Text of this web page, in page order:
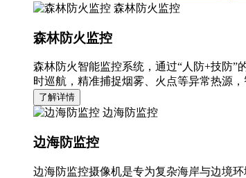
森林防火监控
森林防火监控
森林防火智能监控系统，通过“人防+技防”
时巡航，精准捕捉烟雾、火点等异常热源
了解详情
边海防监控
边海防监控
边海防监控摄像机是专为复杂海岸与边境